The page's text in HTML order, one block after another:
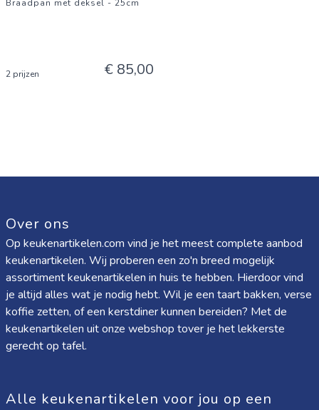
Braadpan met deksel - 25cm
2 prijzen € 85,00
Over ons
Op keukenartikelen.com vind je het meest complete aanbod
keukenartikelen. Wij proberen een zo'n breed mogelijk
assortiment keukenartikelen in huis te hebben. Hierdoor vind
je altijd alles wat je nodig hebt. Wil je een taart bakken, verse
koffie zetten, of een kerstdiner kunnen bereiden? Met de
keukenartikelen uit onze webshop tover je het lekkerste
gerecht op tafel.
Alle keukenartikelen voor jou op een